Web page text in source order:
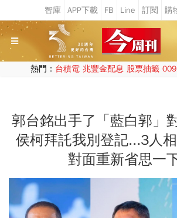
熱門： 台積電 兆豐金配息 股票抽籤
郭台銘出手了「藍白郭」
侯柯拜託我別登記...3人
對面重新省思一下